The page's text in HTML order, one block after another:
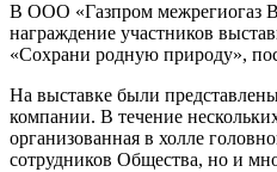
В ООО «Газпром межрегиогаз
награждение участников
«Сохрани родную природу»,
На выставке были
компании. В течение
организованная в холле
сотрудников Общества, но и